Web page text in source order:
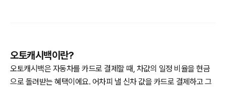
오토캐시백이란?
오토캐시백은 자동차를 카드로 결제할 때, 차값의 일정 비율을 현금
으로 돌려받는 혜택이에요. 어차피 낼 신차 값을 카드로 결제하고 그